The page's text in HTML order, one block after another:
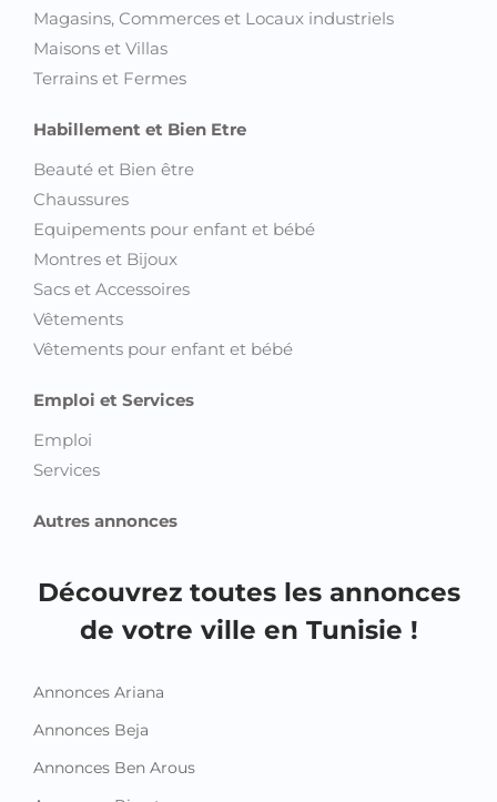
Magasins, Commerces et Locaux industriels
Maisons et Villas
Terrains et Fermes
Habillement et Bien Etre
Beauté et Bien être
Chaussures
Equipements pour enfant et bébé
Montres et Bijoux
Sacs et Accessoires
Vêtements
Vêtements pour enfant et bébé
Emploi et Services
Emploi
Services
Autres annonces
Découvrez toutes les annonces
de votre ville en Tunisie !
Annonces Ariana
Annonces Beja
Annonces Ben Arous